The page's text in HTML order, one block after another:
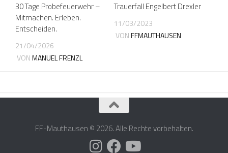
30 Tage Probefeuerwehr –
Mitmachen. Erleben.
Entscheiden.
21/04/2026
VONMANUEL FRENZL
Trauerfall Engelbert Drexler
11/03/2023
VONFFMAUTHAUSEN
FF-Mauthausen © 2026. Alle Rechte vorbehalten.